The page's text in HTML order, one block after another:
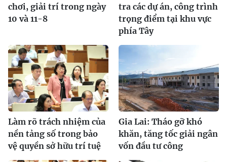
chơi, giải trí trong ngày
10 và 11-8
tra các dự án, công trình
trọng điểm tại khu vực
phía Tây
Làm rõ trách nhiệm của
nền tảng số trong bảo
vệ quyền sở hữu trí tuệ
Gia Lai: Tháo gỡ khó
khăn, tăng tốc giải ngân
vốn đầu tư công